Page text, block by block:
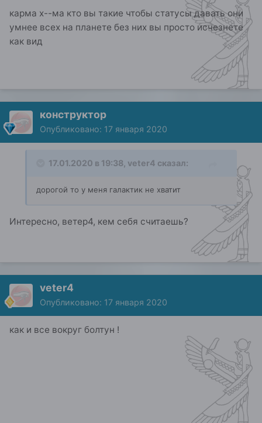
карма х--ма кто вы такие чтобы статусы давать они
умнее всех на планете без них вы просто исчезнете
как вид
конструктор
Опубликовано: 17 января 2020
17.01.2020 в 19:38, veter4 сказал:
дорогой то у меня галактик не хватит
Интересно, ветер4, кем себя считаешь?
veter4
Опубликовано: 17 января 2020
как и все вокруг болтун !